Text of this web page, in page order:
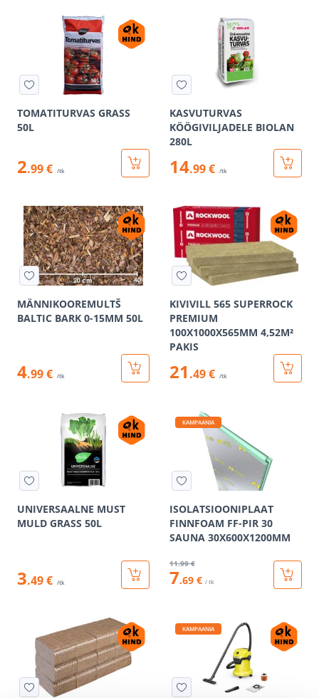
TOMATITURVAS GRASS
50L
2.99 € /tk
KASVUTURVAS
KÖÖGIVILJADELE BIOLAN
280L
14.99 € /tk
MÄNNIKOOREMULTŠ
BALTIC BARK 0-15MM 50L
4.99 € /tk
KIVIVILL 565 SUPERROCK
PREMIUM
100X1000X565MM 4,52M²
PAKIS
21 .49 € /tk
UNIVERSAALNE MUST
MULD GRASS 50L
3.49 € /tk
KAMPAANIA
ISOLATSIOONIPLAAT
FINNFOAM FF-PIR 30
SAUNA 30X600X1200MM
11.99 €
7.69 € / tk
KAMPAANIA